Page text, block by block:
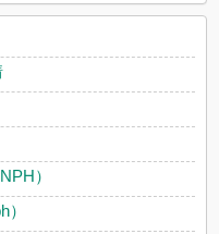
）